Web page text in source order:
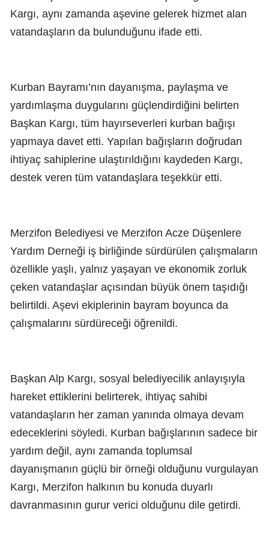
Kargı, aynı zamanda aşevine gelerek hizmet alan
vatandaşların da bulunduğunu ifade etti.
Kurban Bayramı’nın dayanışma, paylaşma ve
yardımlaşma duygularını güçlendirdiğini belirten
Başkan Kargı, tüm hayırseverleri kurban bağışı
yapmaya davet etti. Yapılan bağışların doğrudan
ihtiyaç sahiplerine ulaştırıldığını kaydeden Kargı,
destek veren tüm vatandaşlara teşekkür etti.
Merzifon Belediyesi ve Merzifon Acze Düşenlere
Yardım Derneği iş birliğinde sürdürülen çalışmaların
özellikle yaşlı, yalnız yaşayan ve ekonomik zorluk
çeken vatandaşlar açısından büyük önem taşıdığı
belirtildi. Aşevi ekiplerinin bayram boyunca da
çalışmalarını sürdüreceği öğrenildi.
Başkan Alp Kargı, sosyal belediyecilik anlayışıyla
hareket ettiklerini belirterek, ihtiyaç sahibi
vatandaşların her zaman yanında olmaya devam
edeceklerini söyledi. Kurban bağışlarının sadece bir
yardım değil, aynı zamanda toplumsal
dayanışmanın güçlü bir örneği olduğunu vurgulayan
Kargı, Merzifon halkının bu konuda duyarlı
davranmasının gurur verici olduğunu dile getirdi.